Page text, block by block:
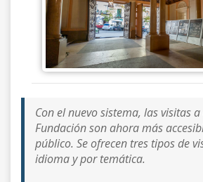
Con el nuevo sistema, las visitas
Fundación son ahora más
público. Se ofrecen tres tipos de
idioma y por temática.